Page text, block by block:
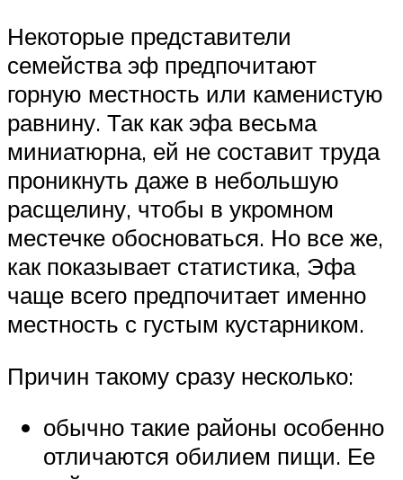
Некоторые представители
семейства эф предпочитают
горную местность или каменистую
равнину. Так как эфа весьма
миниатюрна, ей не составит труда
проникнуть даже в небольшую
расщелину, чтобы в укромном
местечке обосноваться. Но все же,
как показывает статистика, Эфа
чаще всего предпочитает именно
местность с густым кустарником.
Причин такому сразу несколько:
обычно такие районы особенно
отличаются обилием пищи. Ее